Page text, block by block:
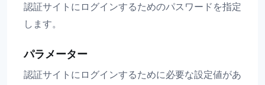
認証サイトにログインするためのパスワードを指定
します。
パラメーター
認証サイトにログインするために必要な設定値があ